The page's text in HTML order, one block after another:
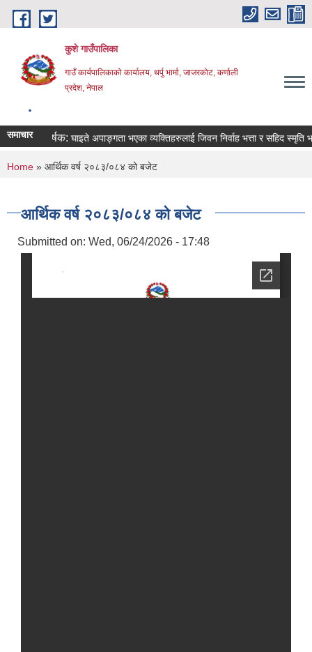
Skip to main content
कुशे गाउँपालिका
गाउँ कार्यपालिकाको कार्यालय, थर्पु भार्मा, जाजरकोट, कर्णाली
प्रदेश, नेपाल
.
समाचार
शिर्षक: घाइते अपाङ्गता भएका व्यक्तिहरुलाई जिवन निर्वाह भत्ता र सहिद स्मृति भत्ता
You are here
Home » आर्थिक वर्ष २०८३/०८४ को बजेट
आर्थिक वर्ष २०८३/०८४ को बजेट
Submitted on: Wed, 06/24/2026 - 17:48